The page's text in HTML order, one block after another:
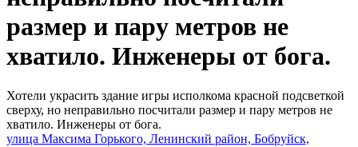
размер и пару метров не
хватило. Инженеры от бога.
Хотели украсить здание игры исполкома красной подсветкой
сверху, но неправильно посчитали размер и пару метров не
хватило. Инженеры от бога.
улица Максима Горького, Ленинский район, Бобруйск,